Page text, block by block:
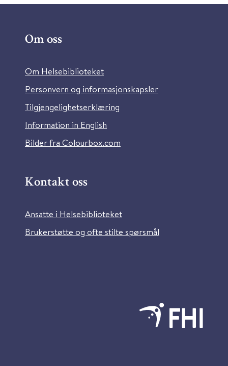
Om oss
Om Helsebiblioteket
Personvern og informasjonskapsler
Tilgjengelighetserklæring
Information in English
Bilder fra Colourbox.com
Kontakt oss
Ansatte i Helsebiblioteket
Brukerstøtte og ofte stilte spørsmål